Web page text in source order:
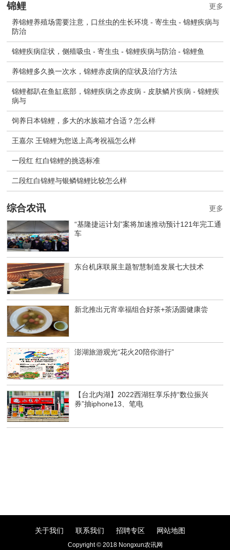
锦鲤
养锦鲤养殖场需要注意，口丝虫的生长环境 - 寄生虫 - 锦鲤疾病与
防治
锦鲤疾病症状，侧殖吸虫 - 寄生虫 - 锦鲤疾病与防治 - 锦鲤鱼
养锦鲤多久换一次水，锦鲤赤皮病的症状及治疗方法
锦鲤都趴在鱼缸底部，锦鲤疾病之赤皮病 - 皮肤鳞片疾病 - 锦鲤疾
病与
饲养日本锦鲤，多大的水族箱才合适？怎么样
王嘉尔 王锦鲤为您送上高考祝福怎么样
一段红 红白锦鲤的挑选标准
二段红白锦鲤与银鳞锦鲤比较怎么样
更多
综合农讯
“基隆捷运计划”案将加速推动预计121年完工通
车
东台机床联展主题智慧制造发展七大技术
新北推出元宵幸福组合好茶+茶汤圆健康尝
澎湖旅游观光“花火20陪你游行”
【台北内湖】2022西湖狂享乐持“数位振兴
券”抽iphone13、笔电
更多
关于我们 联系我们 招聘专区 网站地图
Copyright © 2018 Nongxun农讯网